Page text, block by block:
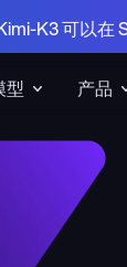
型 产品
K3 可以在